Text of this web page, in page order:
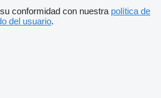
conformidad con nuestra política de
del usuario.